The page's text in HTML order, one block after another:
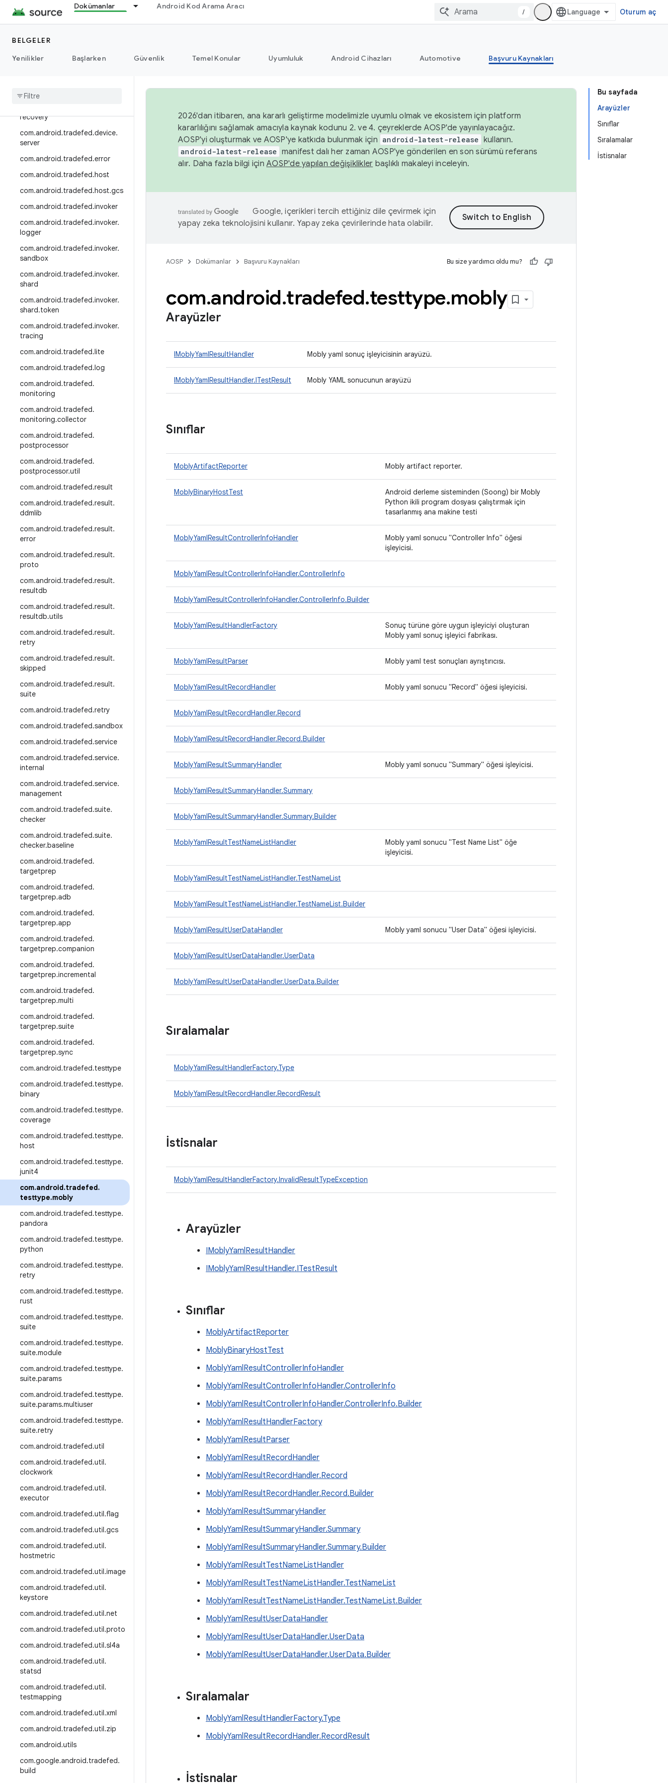
Dokümanlar Android Kod Arama Aracı
/ Oturum aç
BELGELER
Yenilikler
Başlarken Güvenlik Temel Konular Uyumluluk Android Cihazları Automotive Başvuru Kaynakları
com.android.tradefed.device.co
ntentprovider
lper
com.android.tradefed.device.int
metric
recovery
com.android.tradefed.device.
server
com.android.tradefed.error
com.android.tradefed.host
com.android.tradefed.host.gcs
com.android.tradefed.invoker
com.android.tradefed.invoker.
logger
com.android.tradefed.invoker.
sandbox
com.android.tradefed.invoker.
shard
com.android.tradefed.invoker.
shard.token
com.android.tradefed.invoker.
tracing
com.android.tradefed.lite
com.android.tradefed.log
com.android.tradefed.
monitoring
com.android.tradefed.
monitoring.collector
com.android.tradefed.
postprocessor
com.android.tradefed.
postprocessor.util
com.android.tradefed.result
com.android.tradefed.result.
ddmlib
com.android.tradefed.result.
error
com.android.tradefed.result.
proto
com.android.tradefed.result.
resultdb
com.android.tradefed.result.
resultdb.utils
com.android.tradefed.result.
retry
com.android.tradefed.result.
skipped
com.android.tradefed.result.
suite
com.android.tradefed.retry
com.android.tradefed.sandbox
com.android.tradefed.service
com.android.tradefed.service.
internal
com.android.tradefed.service.
management
com.android.tradefed.suite.
checker
com.android.tradefed.suite.
checker.baseline
com.android.tradefed.
targetprep
com.android.tradefed.
targetprep.adb
com.android.tradefed.
targetprep.app
com.android.tradefed.
targetprep.companion
com.android.tradefed.
targetprep.incremental
com.android.tradefed.
targetprep.multi
com.android.tradefed.
targetprep.suite
com.android.tradefed.
targetprep.sync
com.android.tradefed.testtype
com.android.tradefed.testtype.
binary
com.android.tradefed.testtype.
coverage
com.android.tradefed.testtype.
host
com.android.tradefed.testtype.
junit4
com.android.tradefed.
testtype.mobly
com.android.tradefed.testtype.
pandora
com.android.tradefed.testtype.
python
com.android.tradefed.testtype.
retry
com.android.tradefed.testtype.
rust
com.android.tradefed.testtype.
suite
com.android.tradefed.testtype.
suite.module
com.android.tradefed.testtype.
suite.params
com.android.tradefed.testtype.
suite.params.multiuser
com.android.tradefed.testtype.
suite.retry
com.android.tradefed.util
com.android.tradefed.util.
clockwork
com.android.tradefed.util.
executor
com.android.tradefed.util.flag
com.android.tradefed.util.gcs
com.android.tradefed.util.
hostmetric
com.android.tradefed.util.image
com.android.tradefed.util.
keystore
com.android.tradefed.util.net
com.android.tradefed.util.proto
com.android.tradefed.util.sl4a
com.android.tradefed.util.
statsd
com.android.tradefed.util.
testmapping
com.android.tradefed.util.xml
com.android.tradefed.util.zip
com.android.utils
com.google.android.tradefed.
build
Bu sayfada
Arayüzler
Sınıflar
Sıralamalar
İstisnalar
2026'dan itibaren, ana kararlı geliştirme modelimizle uyumlu olmak ve ekosistem için platform
kararlılığını sağlamak amacıyla kaynak kodunu 2. ve 4. çeyreklerde AOSP'de yayınlayacağız.
AOSP'yi oluşturmak ve AOSP'ye katkıda bulunmak için android-latest-release kullanın.
android-latest-release manifest dalı her zaman AOSP'ye gönderilen en son sürümü referans
alır. Daha fazla bilgi için AOSP'de yapılan değişiklikler başlıklı makaleyi inceleyin.
Google, içerikleri tercih ettiğiniz dile çevirmek için
yapay zeka teknolojisini kullanır. Yapay zeka çevirilerinde hata olabilir.
AOSP Dokümanlar Başvuru Kaynakları Bu size yardımcı oldu mu?
com.android.tradefed.testtype.mobly
Arayüzler
IMoblyYamlResultHandler Mobly yaml sonuç işleyicisinin arayüzü.
IMoblyYamlResultHandler.ITestResult Mobly YAML sonucunun arayüzü
Sınıflar
MoblyArtifactReporter Mobly artifact reporter.
MoblyBinaryHostTest
Android derleme sisteminden (Soong) bir Mobly
Python ikili program dosyası çalıştırmak için
tasarlanmış ana makine testi
MoblyYamlResultControllerInfoHandler
Mobly yaml sonucu "Controller Info" öğesi
işleyicisi.
MoblyYamlResultControllerInfoHandler.ControllerInfo
MoblyYamlResultControllerInfoHandler.ControllerInfo.Builder
MoblyYamlResultHandlerFactory
Sonuç türüne göre uygun işleyiciyi oluşturan
Mobly yaml sonuç işleyici fabrikası.
MoblyYamlResultParser Mobly yaml test sonuçları ayrıştırıcısı.
MoblyYamlResultRecordHandler Mobly yaml sonucu "Record" öğesi işleyicisi.
MoblyYamlResultRecordHandler.Record
MoblyYamlResultRecordHandler.Record.Builder
MoblyYamlResultSummaryHandler Mobly yaml sonucu "Summary" öğesi işleyicisi.
MoblyYamlResultSummaryHandler.Summary
MoblyYamlResultSummaryHandler.Summary.Builder
MoblyYamlResultTestNameListHandler
Mobly yaml sonucu "Test Name List" öğe
işleyicisi.
MoblyYamlResultTestNameListHandler.TestNameList
MoblyYamlResultTestNameListHandler.TestNameList.Builder
MoblyYamlResultUserDataHandler Mobly yaml sonucu "User Data" öğesi işleyicisi.
MoblyYamlResultUserDataHandler.UserData
MoblyYamlResultUserDataHandler.UserData.Builder
Sıralamalar
MoblyYamlResultHandlerFactory.Type
MoblyYamlResultRecordHandler.RecordResult
İstisnalar
MoblyYamlResultHandlerFactory.InvalidResultTypeException
Arayüzler
IMoblyYamlResultHandler
IMoblyYamlResultHandler.ITestResult
Sınıflar
MoblyArtifactReporter
MoblyBinaryHostTest
MoblyYamlResultControllerInfoHandler
MoblyYamlResultControllerInfoHandler.ControllerInfo
MoblyYamlResultControllerInfoHandler.ControllerInfo.Builder
MoblyYamlResultHandlerFactory
MoblyYamlResultParser
MoblyYamlResultRecordHandler
MoblyYamlResultRecordHandler.Record
MoblyYamlResultRecordHandler.Record.Builder
MoblyYamlResultSummaryHandler
MoblyYamlResultSummaryHandler.Summary
MoblyYamlResultSummaryHandler.Summary.Builder
MoblyYamlResultTestNameListHandler
MoblyYamlResultTestNameListHandler.TestNameList
MoblyYamlResultTestNameListHandler.TestNameList.Builder
MoblyYamlResultUserDataHandler
MoblyYamlResultUserDataHandler.UserData
MoblyYamlResultUserDataHandler.UserData.Builder
Sıralamalar
MoblyYamlResultHandlerFactory.Type
MoblyYamlResultRecordHandler.RecordResult
İstisnalar